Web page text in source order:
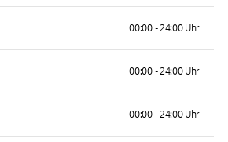
00:00 - 24:00 Uhr
00:00 - 24:00 Uhr
00:00 - 24:00 Uhr